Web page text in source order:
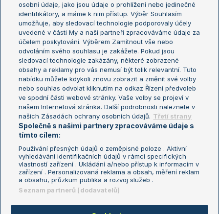
Žebříček WTA (ženy)
Sázkařský žebříček
French Open
Wimbledon
US Open
Turnaj mistrů
Turnaj mistryň
Aktualní trendy
Fotbalové přestupy
Livesport Daily
LS Prague Open
Podmínky užití
Nastavení soukromí
GDPR a žurnalistika
Reklama
Kontakt
Informace o zpracování osobních
údajů
osobní údaje, jako jsou údaje o prohlížení nebo jedinečné
identifikátory, a máme k nim přístup. Výběr Souhlasím
umožňuje, aby sledovací technologie podporovaly účely
uvedené v části My a naši partneři zpracováváme údaje za
účelem poskytování. Výběrem Zamítnout vše nebo
odvoláním svého souhlasu je zakážete. Pokud jsou
sledovací technologie zakázány, některé zobrazené
obsahy a reklamy pro vás nemusí být tolik relevantní. Tuto
nabídku můžete kdykoli znovu zobrazit a změnit své volby
nebo souhlas odvolat kliknutím na odkaz Řízení předvoleb
ve spodní části webové stránky. Vaše volby se projeví v
našem Internetová stránka. Další podrobnosti naleznete v
našich Zásadách ochrany osobních údajů. Třetí strany
Společně s našimi partnery zpracováváme údaje s
tímto cílem:
Používání přesných údajů o zeměpisné poloze . Aktivní
vyhledávání identifikačních údajů v rámci specifických
vlastností zařízení . Ukládání a/nebo přístup k informacím v
zařízení . Personalizovaná reklama a obsah, měření reklam
a obsahu, průzkum publika a rozvoj služeb .
Seznam partnerů (dodavatelů)